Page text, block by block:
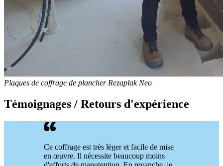
Plaques de coffrage de plancher Rezaplak Neo
Témoignages / Retours d'expérience
Ce coffrage est très léger et facile de mise
en œuvre. Il nécessite beaucoup moins